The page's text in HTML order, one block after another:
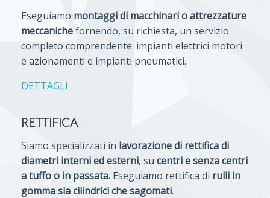
Eseguiamo montaggi di macchinari o attrezzature
meccanichefornendo, su richiesta, un servizio
completo comprendente: impianti elettrici motori
e azionamenti e impianti pneumatici.
DETTAGLI
RETTIFICA
Siamo specializzati in lavorazione di rettifica di
diametri interni ed esterni, su centri e senza centri
a tuffo o in passata. Eseguiamo rettifica di rulli in
gomma sia cilindrici che sagomati.